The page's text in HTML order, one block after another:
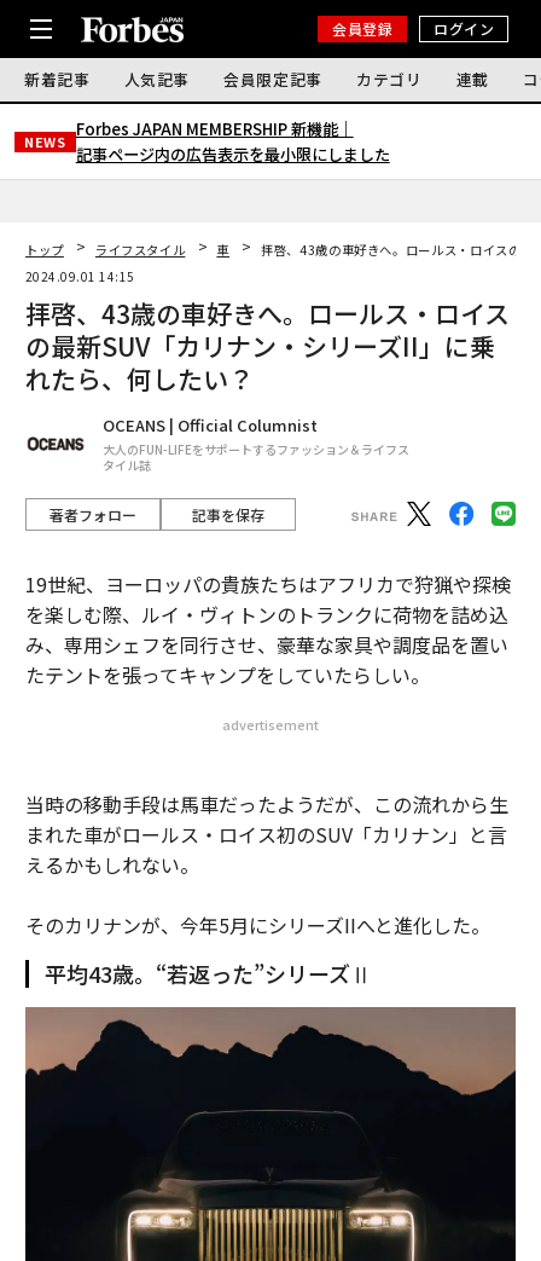
会員登録 ログイン
新着記事 人気記事 会員限定記事 カテゴリ 連載
NEWS
Forbes JAPAN MEMBERSHIP 新機能｜
記事ページ内の広告表示を最小限にしました
トップ ライフスタイル 車
拝啓、43歳の車好きへ。ロールス・ロイスの
2024.09.01 14:15
拝啓、43歳の車好きへ。ロールス・ロイス
の最新SUV「カリナン・シリーズII」に乗
れたら、何したい？
OCEANS | Official Columnist
大人のFUN-LIFEをサポートするファッション＆ライフス
タイル誌
著者フォロー 記事を保存
19世紀、ヨーロッパの貴族たちはアフリカで狩猟や探検
を楽しむ際、ルイ・ヴィトンのトランクに荷物を詰め込
み、専用シェフを同行させ、豪華な家具や調度品を置い
たテントを張ってキャンプをしていたらしい。
advertisement
当時の移動手段は馬車だったようだが、この流れから生
まれた車がロールス・ロイス初のSUV「カリナン」と言
えるかもしれない。
そのカリナンが、今年5月にシリーズIIへと進化した。
平均43歳。“若返った”シリーズⅡ